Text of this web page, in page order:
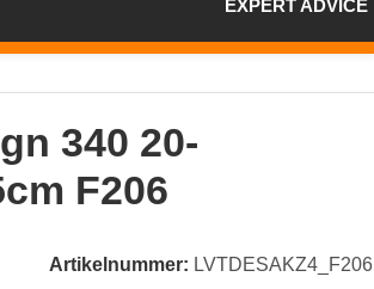
EXPERT ADVICE
340 20-
F206
Artikelnummer: LVTDESAKZ4_F206